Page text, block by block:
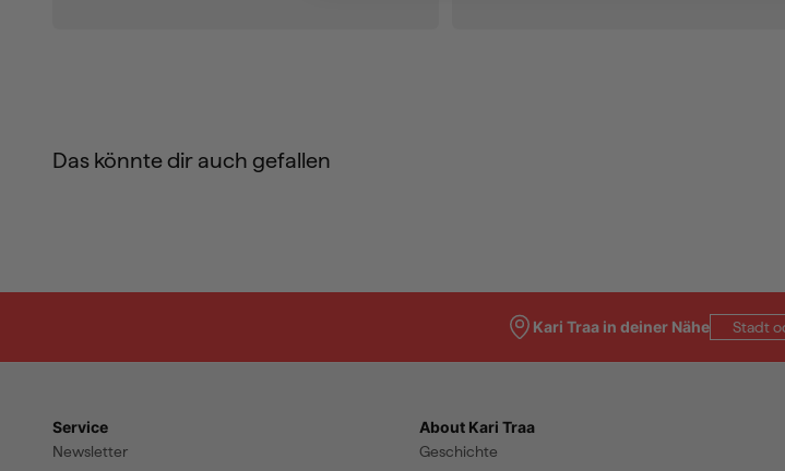
Das könnte dir auch gefallen
Kari Traa in deiner Nähe
Service
Newsletter
About Kari Traa
Geschichte